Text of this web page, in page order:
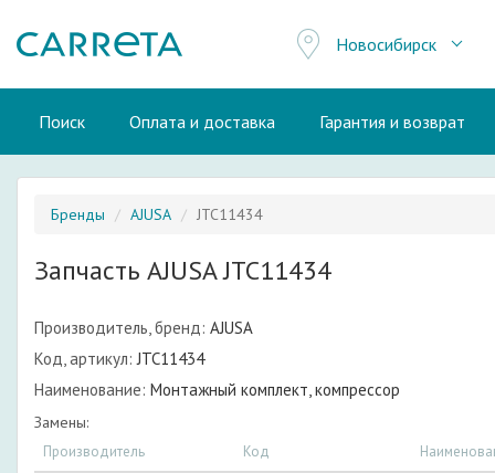
Новосибирск
Поиск Оплата и доставка Гарантия и возврат
Бренды AJUSA JTC11434
Запчасть AJUSA JTC11434
Производитель, бренд: AJUSA
Код, артикул: JTC11434
Наименование: Монтажный комплект, компрессор
Замены:
Производитель Код